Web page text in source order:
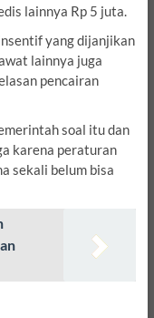
lainnya Rp 5 juta.
yang dijanjikan
lainnya juga
pencairan
soal itu dan
karena peraturan
sekali belum bisa